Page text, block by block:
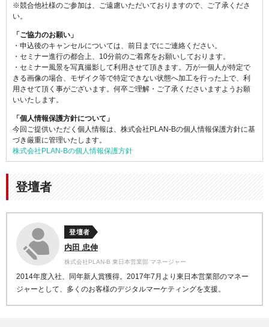
※競合他社様のご参加は、ご遠慮いただいておりますので、ご了承くださ
い。
「ご協力のお願い」
・申込後のキャンセルについては、前日までにご連絡ください。
・セミナー進行の都合上、10分前のご着席をお願いしております。
・セミナー風景を写真撮影して利用させて頂きます。万が一個人が特定で
きる画像の場合、モザイク等で特定できない状態へ加工を行った上で、利
用させて頂く事がございます。何卒ご理解・ご了承くださいますようお願
いいたします。
「個人情報保護方針について」
今回ご提供いただく個人情報は、株式会社PLAN-Bの個人情報保護方針に基
づき厳重に管理いたします。
株式会社PLAN-Bの個人情報保護方針
登壇者
登壇者
内田 忠伸
株式会社PLAN-B 東日本営業部 マネージャー
2014年度入社、同年新人賞獲得。2017年7月より東日本営業部のマネー
ジャーとして、多くのお客様のデジタルマーケティングを支援。